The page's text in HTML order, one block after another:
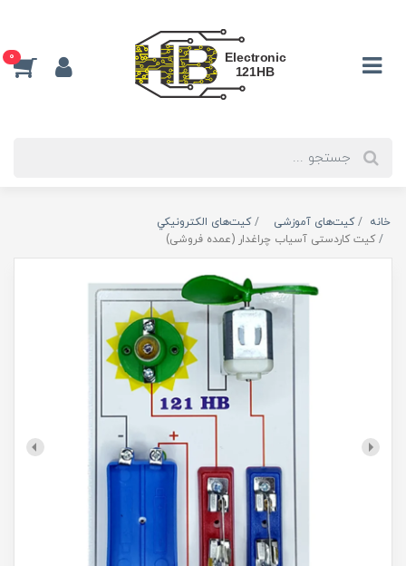
0
خانه کیت‌های آموزشی
کیت‌های الکترونیکي
کیت کاردستی آسیاب چراغدار (عمده فروشی)